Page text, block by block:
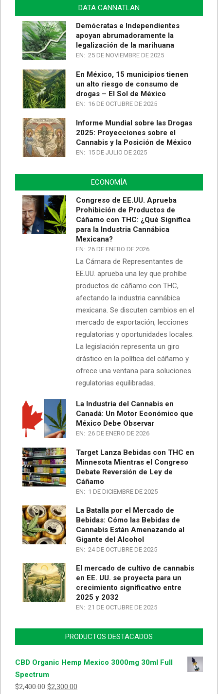
DATA CANNATLAN
Demócratas e Independientes
apoyan abrumadoramente la
legalización de la marihuana
EN: 25 DE NOVIEMBRE DE 2025
En México, 15 municipios tienen
un alto riesgo de consumo de
drogas – El Sol de México
EN: 16 DE OCTUBRE DE 2025
Informe Mundial sobre las Drogas
2025: Proyecciones sobre el
Cannabis y la Posición de México
EN: 15 DE JULIO DE 2025
ECONOMÍA
Congreso de EE.UU. Aprueba
Prohibición de Productos de
Cáñamo con THC: ¿Qué Significa
para la Industria Cannábica
Mexicana?
EN: 26 DE ENERO DE 2026
La Cámara de Representantes de
EE.UU. aprueba una ley que prohíbe
productos de cáñamo con THC,
afectando la industria cannábica
mexicana. Se discuten cambios en el
mercado de exportación, lecciones
regulatorias y oportunidades locales.
La legislación representa un giro
drástico en la política del cáñamo y
ofrece una ventana para soluciones
regulatorias equilibradas.
La Industria del Cannabis en
Canadá: Un Motor Económico que
México Debe Observar
EN: 26 DE ENERO DE 2026
Target Lanza Bebidas con THC en
Minnesota Mientras el Congreso
Debate Reversión de Ley de
Cáñamo
EN: 1 DE DICIEMBRE DE 2025
La Batalla por el Mercado de
Bebidas: Cómo las Bebidas de
Cannabis Están Amenazando al
Gigante del Alcohol
EN: 24 DE OCTUBRE DE 2025
El mercado de cultivo de cannabis
en EE. UU. se proyecta para un
crecimiento significativo entre
2025 y 2032
EN: 21 DE OCTUBRE DE 2025
PRODUCTOS DESTACADOS
CBD Organic Hemp Mexico 3000mg 30ml Full
Spectrum
$2,400.00 $2,300.00